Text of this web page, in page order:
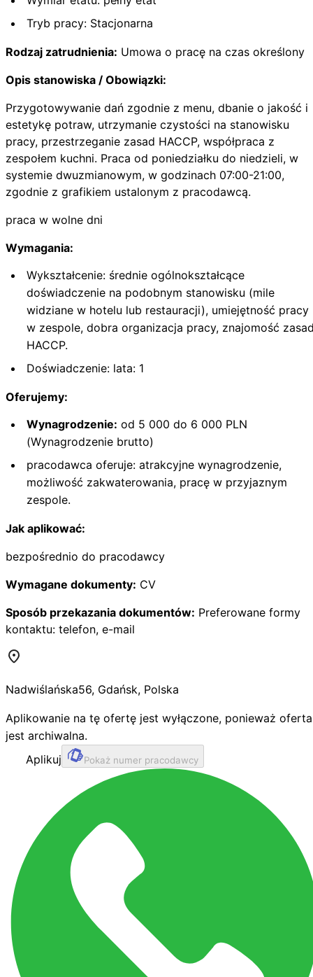
Tryb pracy: Stacjonarna
Rodzaj zatrudnienia: Umowa o pracę na czas określony
Opis stanowiska / Obowiązki:
Przygotowywanie dań zgodnie z menu, dbanie o jakość i
estetykę potraw, utrzymanie czystości na stanowisku
pracy, przestrzeganie zasad HACCP, współpraca z
zespołem kuchni. Praca od poniedziałku do niedzieli, w
systemie dwuzmianowym, w godzinach 07:00-21:00,
zgodnie z grafikiem ustalonym z pracodawcą.
praca w wolne dni
Wymagania:
Wykształcenie: średnie ogólnokształcące
doświadczenie na podobnym stanowisku (mile
widziane w hotelu lub restauracji), umiejętność pracy
w zespole, dobra organizacja pracy, znajomość
HACCP.
Doświadczenie: lata: 1
Oferujemy:
Wynagrodzenie: od 5 000 do 6 000 PLN
(Wynagrodzenie brutto)
pracodawca oferuje: atrakcyjne wynagrodzenie,
możliwość zakwaterowania, pracę w przyjaznym
zespole.
Jak aplikować:
bezpośrednio do pracodawcy
Wymagane dokumenty: CV
Sposób przekazania dokumentów: Preferowane formy
kontaktu: telefon, e-mail
Nadwiślańska56, Gdańsk, Polska
Aplikowanie na tę ofertę jest wyłączone, ponieważ oferta
jest archiwalna.
Aplikuj
Pokaż numer pracodawcy